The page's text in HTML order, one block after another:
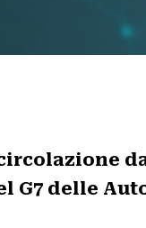
G7 delle